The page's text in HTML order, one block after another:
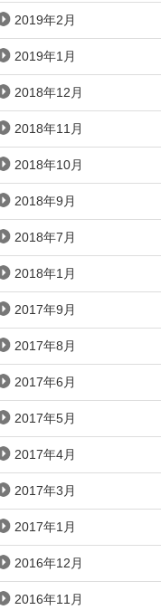
2019年2月
2019年1月
2018年12月
2018年11月
2018年10月
2018年9月
2018年7月
2018年1月
2017年9月
2017年8月
2017年6月
2017年5月
2017年4月
2017年3月
2017年1月
2016年12月
2016年11月